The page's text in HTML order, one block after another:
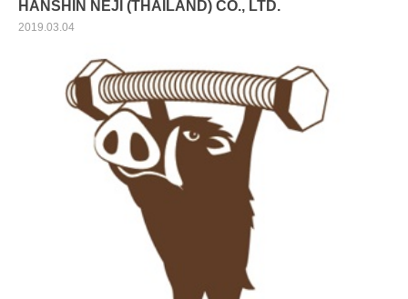
HANSHIN NEJI (THAILAND) CO., LTD.
2019.03.04